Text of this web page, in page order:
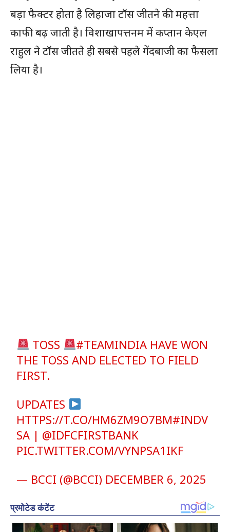
बड़ा फैक्टर होता है लिहाजा टॉस जीतने की महत्ता
काफी बढ़ जाती है। विशाखापत्तनम में कप्तान केएल
राहुल ने टॉस जीतते ही सबसे पहले गेंदबाजी का फैसला
लिया है।
TOSS #TEAMINDIA HAVE WON
THE TOSS AND ELECTED TO FIELD
FIRST.
UPDATES
HTTPS://T.CO/HM6ZM9O7BM#INDV
SA | @IDFCFIRSTBANK
PIC.TWITTER.COM/VYNPSA1IKF
— BCCI (@BCCI) DECEMBER 6, 2025